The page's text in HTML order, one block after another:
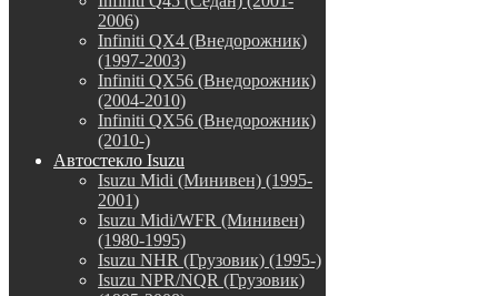
2006)
Infiniti QX4 (Внедорожник)
(1997-2003)
Infiniti QX56 (Внедорожник)
(2004-2010)
Infiniti QX56 (Внедорожник)
(2010-)
Автостекло Isuzu
Isuzu Midi (Минивен) (1995-
2001)
Isuzu Midi/WFR (Минивен)
(1980-1995)
Isuzu NHR (Грузовик) (1995-)
Isuzu NPR/NQR (Грузовик)